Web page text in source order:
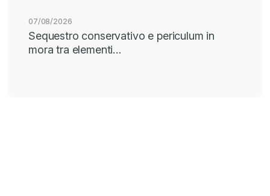
07/08/2026
Sequestro conservativo e periculum in
mora tra elementi…